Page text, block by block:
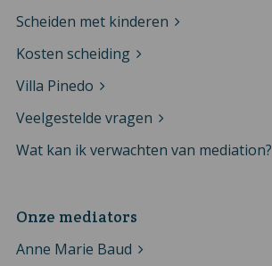
Scheiden met kinderen
Kosten scheiding
Villa Pinedo
Veelgestelde vragen
Wat kan ik verwachten van mediation?
Onze mediators
Anne Marie Baud